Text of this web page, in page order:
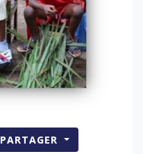
PARTAGER